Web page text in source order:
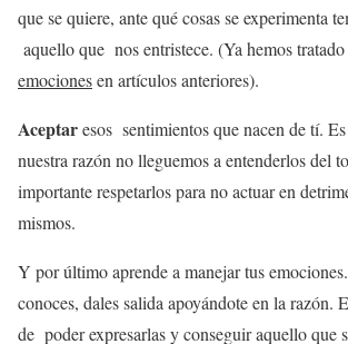
que se quiere, ante qué cosas se experimenta
aquello que nos entristece. (Ya hemos
emocionesen artículos anteriores).
Aceptaresos sentimientos que nacen de tí.
nuestra razón no lleguemos a entenderlos del
importante respetarlos para no actuar en
mismos.
Y por último aprende a manejar tus
conoces, dales salida apoyándote en la razón.
de poder expresarlas y conseguir aquello que